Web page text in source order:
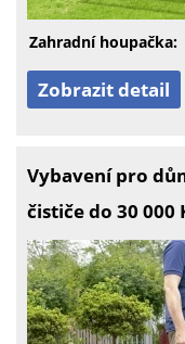
Zahradní houpačka:
Zobrazit detail
Vybavení pro
čističe do 30 000